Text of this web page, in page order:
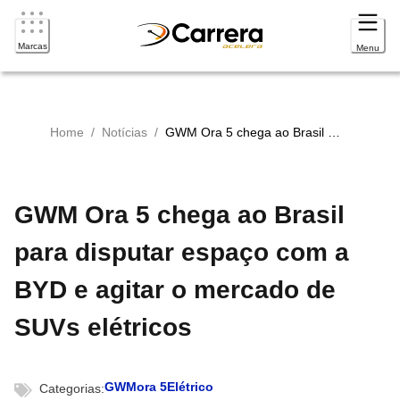
Marcas Menu
Home / Notícias /
GWM Ora 5 chega ao Brasil
para disputar espaço com a
BYD e agitar o mercado de
SUVs elétricos
Categorias:GWMora 5Elétrico